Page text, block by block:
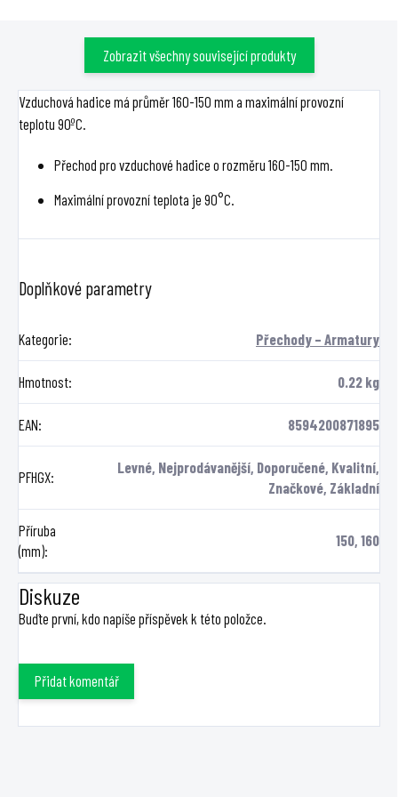
Zobrazit všechny související produkty
Vzduchová hadice má průměr 160-150 mm a maximální provozní
teplotu 90ºC.
Přechod pro vzduchové hadice o rozměru 160-150 mm.
Maximální provozní teplota je 90°C.
Doplňkové parametry
Kategorie: Přechody – Armatury
Hmotnost: 0.22 kg
EAN: 8594200871895
PFHGX:
Levné, Nejprodávanější, Doporučené, Kvalitní,
Značkové, Základní
Příruba
(mm):
150, 160
Diskuze
Buďte první, kdo napíše příspěvek k této položce.
Přidat komentář